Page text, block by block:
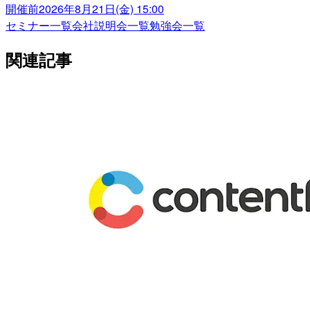
開催前2026年8月21日(金) 15:00
セミナー一覧会社説明会一覧勉強会一覧
関連記事